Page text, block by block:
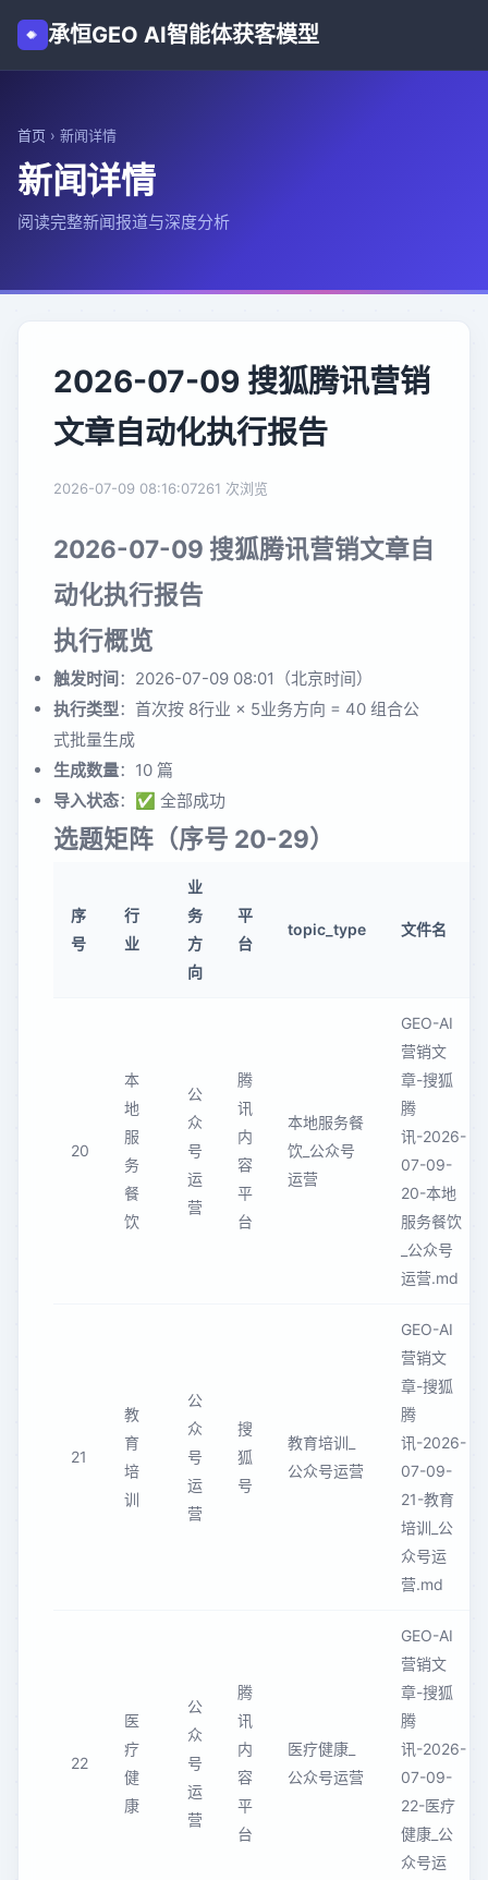
承恒GEO AI智能体获客模型
首页 › 新闻详情
新闻详情
阅读完整新闻报道与深度分析
2026-07-09 搜狐腾讯营销
文章自动化执行报告
2026-07-09 08:16:07261 次浏览
2026-07-09 搜狐腾讯营销文章自
动化执行报告
执行概览
触发时间：2026-07-09 08:01（北京时间）
执行类型：首次按 8行业 × 5业务方向 = 40 组合公
式批量生成
生成数量：10 篇
导入状态：✅ 全部成功
选题矩阵（序号 20-29）
序
号
行
业
业
务
方
向
平
台
topic_type 文件名
20
本
地
服
务
餐
饮
公
众
号
运
营
腾
讯
内
容
平
台
本地服务餐
饮_公众号
运营
GEO-AI
营销文
章-搜狐
腾
讯-2026-
07-09-
20-本地
服务餐饮
_公众号
运营.md
21
教
育
培
训
公
众
号
运
营
搜
狐
号
教育培训_
公众号运营
GEO-AI
营销文
章-搜狐
腾
讯-2026-
07-09-
21-教育
培训_公
众号运
营.md
22
医
疗
健
康
公
众
号
运
营
腾
讯
内
容
平
台
医疗健康_
公众号运营
GEO-AI
营销文
章-搜狐
腾
讯-2026-
07-09-
22-医疗
健康_公
众号运